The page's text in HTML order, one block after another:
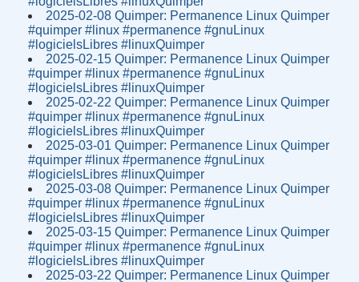
2025-02-08 Quimper: Permanence Linux Quimper
#quimper #linux #permanence #gnuLinux
#logicielsLibres #linuxQuimper
2025-02-15 Quimper: Permanence Linux Quimper
#quimper #linux #permanence #gnuLinux
#logicielsLibres #linuxQuimper
2025-02-22 Quimper: Permanence Linux Quimper
#quimper #linux #permanence #gnuLinux
#logicielsLibres #linuxQuimper
2025-03-01 Quimper: Permanence Linux Quimper
#quimper #linux #permanence #gnuLinux
#logicielsLibres #linuxQuimper
2025-03-08 Quimper: Permanence Linux Quimper
#quimper #linux #permanence #gnuLinux
#logicielsLibres #linuxQuimper
2025-03-15 Quimper: Permanence Linux Quimper
#quimper #linux #permanence #gnuLinux
#logicielsLibres #linuxQuimper
2025-03-22 Quimper: Permanence Linux Quimper